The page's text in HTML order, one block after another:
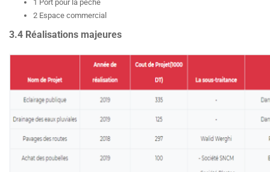
1 Port pour la pêche
2 Espace commercial
3.4 Réalisations majeures